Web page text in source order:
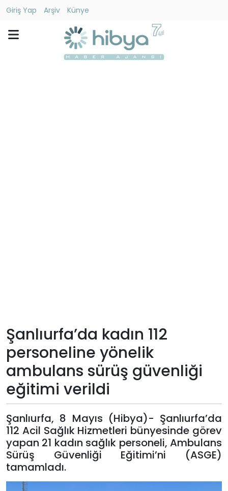
Giriş Yap Arşiv
Künye
Künye
Giriş
Yap
Şanlıurfa’da kadın 112
personeline yönelik
ambulans sürüş güvenliği
eğitimi verildi
Şanlıurfa, 8 Mayıs (Hibya)- Şanlıurfa’da
112 Acil Sağlık Hizmetleri bünyesinde görev
yapan 21 kadın sağlık personeli, Ambulans
Sürüş Güvenliği Eğitimi’ni (ASGE)
tamamladı.